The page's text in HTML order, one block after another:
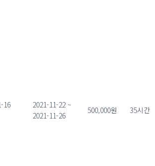
16
2021-11-22 ~
2021-11-26
500,000원 35시간